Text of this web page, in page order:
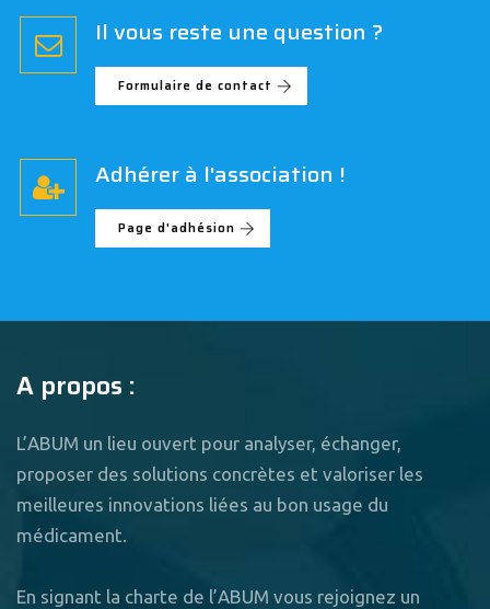
Il vous reste une question ?
Formulaire de contact
Adhérer à l'association !
Page d'adhésion
A propos :
L’ABUM un lieu ouvert pour analyser, échanger,
proposer des solutions concrètes et valoriser les
meilleures innovations liées au bon usage du
médicament.
En signant la charte de l’ABUM vous rejoignez un